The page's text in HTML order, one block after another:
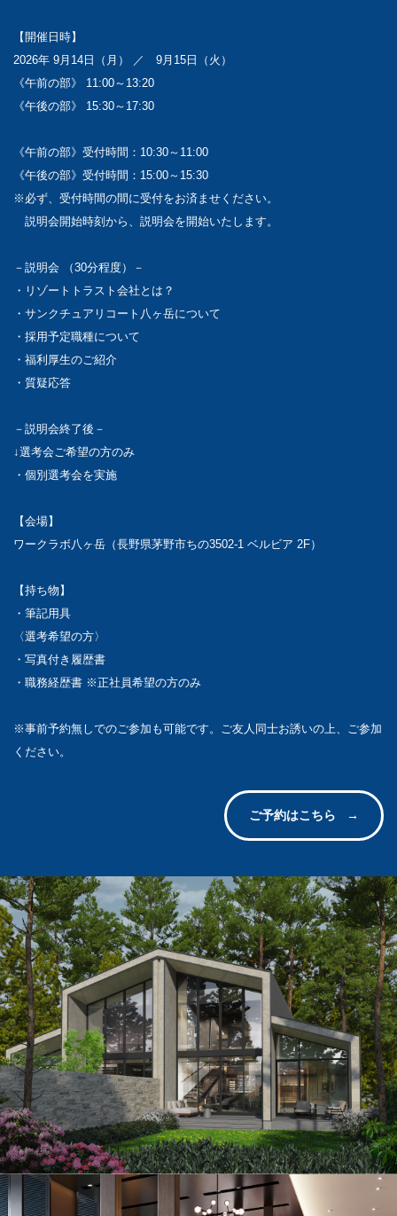
【開催日時】
2026年 9月14日（月） ／ 9月15日（火）
《午前の部》 11:00～13:20
《午後の部》 15:30～17:30
《午前の部》受付時間：10:30～11:00
《午後の部》受付時間：15:00～15:30
※必ず、受付時間の間に受付をお済ませください。
説明会開始時刻から、説明会を開始いたします。
－説明会 （30分程度）－
・リゾートトラスト会社とは？
・サンクチュアリコート八ヶ岳について
・採用予定職種について
・福利厚生のご紹介
・質疑応答
－説明会終了後－
↓選考会ご希望の方のみ
・個別選考会を実施
【会場】
ワークラボ八ヶ岳（長野県茅野市ちの3502-1 ベルビア 2F）
【持ち物】
・筆記用具
〈選考希望の方〉
・写真付き履歴書
・職務経歴書 ※正社員希望の方のみ
※事前予約無しでのご参加も可能です。ご友人同士お誘いの上、ご参加
ください。
ご予約はこちら